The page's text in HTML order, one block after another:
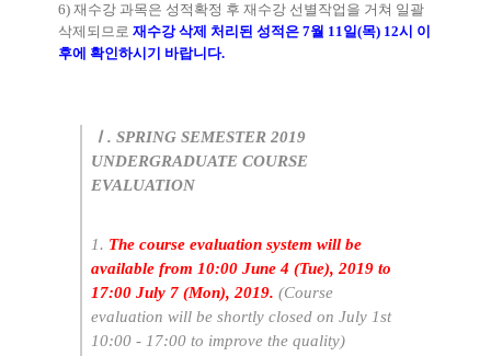
6) 재수강 과목은 성적확정 후 재수강 선별작업을 거쳐 일괄
삭제되므로 재수강 삭제 처리된 성적은 7월 11일(목) 12시 이
후에 확인하시기 바랍니다.
Ⅰ. SPRING SEMESTER 2019
UNDERGRADUATE COURSE
EVALUATION
1. The course evaluation system will be
available from 10:00 June 4 (Tue), 2019 to
17:00 July 7 (Mon), 2019. (Course
evaluation will be shortly closed on July 1st
10:00 - 17:00 to improve the quality)